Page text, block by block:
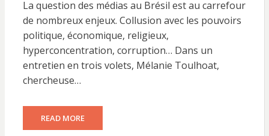
La question des médias au Brésil est au carrefour
de nombreux enjeux. Collusion avec les pouvoirs
politique, économique, religieux,
hyperconcentration, corruption… Dans un
entretien en trois volets, Mélanie Toulhoat,
chercheuse…
READ MORE